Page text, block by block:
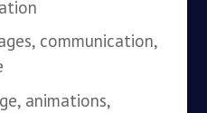
communication,
animations,